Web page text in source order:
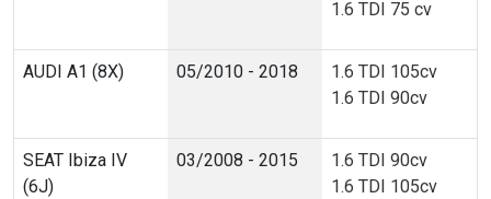
1.6 TDI 75 cv
AUDI A1 (8X) 05/2010 - 2018
1.6 TDI 105cv
1.6 TDI 90cv
SEAT Ibiza IV
(6J)
03/2008 - 2015
1.6 TDI 90cv
1.6 TDI 105cv